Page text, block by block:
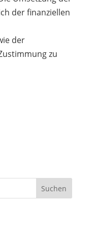
derfinanziellen
der
zu